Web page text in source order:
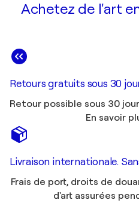
Achetez de l'art
Retours gratuits sous 30
Retour possible sous 30
En savoir
Livraison internationale.
Frais de port, droits de
d'art assurées